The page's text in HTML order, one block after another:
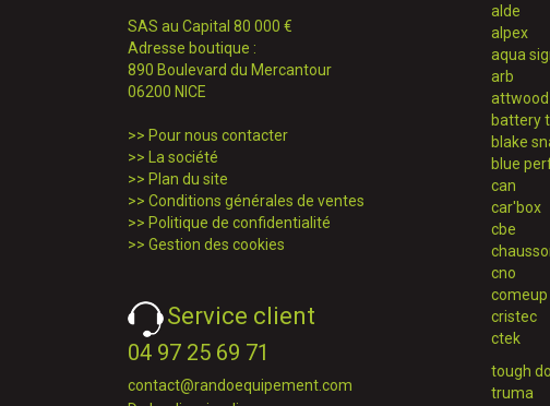
SAS au Capital 80 000 €
Adresse boutique :
890 Boulevard du Mercantour
06200 NICE
>> Pour nous contacter
>> La société
>> Plan du site
>> Conditions générales de ventes
>> Politique de confidentialité
>> Gestion des cookies
Service client
04 97 25 69 71
contact@randoequipement.com
alde
alpex
aqua
arb
attwood
battery
blake
blue
can
car'box
cbe
cno
comeup
cristec
ctek
tough
truma